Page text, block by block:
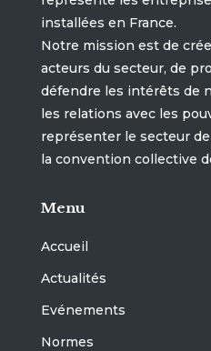
installées en France.
Notre mission est de
acteurs du secteur, de
défendre les intérêts de
les relations avec les
représenter le secteur
la convention collective
Menu
Accueil
Actualités
Evénements
Normes